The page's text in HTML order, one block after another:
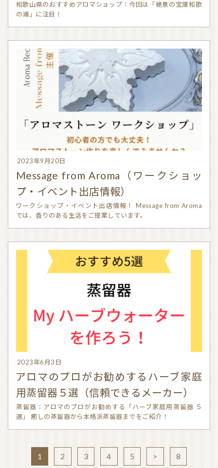
和歌山県のおすすめアロマショップ：今回は「絶景の宝庫和歌
の浦」に注目！
2023年9月20日
Message from Aroma（ワークショッ
プ・イベント出店情報）
ワークショップ・イベント出店情報！ Message from Aroma
では、香りのある生活をご提案しています。
2023年6月3日
アロマのプロがお勧めするハーブ家庭
用蒸留器５選（信頼できるメーカー）
蒸留器：アロマのプロがお勧めする「ハーブ家庭用蒸留器 ５
選」 癒しの蒸留器から本格派蒸留器までをご紹介！
1 2 3 4 5 > 8